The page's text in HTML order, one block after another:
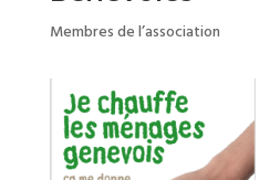
Membres de l’association